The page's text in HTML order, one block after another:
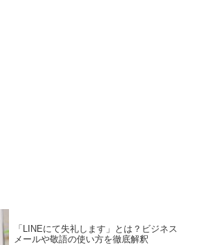
「LINEにて失礼します」とは？ビジネス
メールや敬語の使い方を徹底解釈